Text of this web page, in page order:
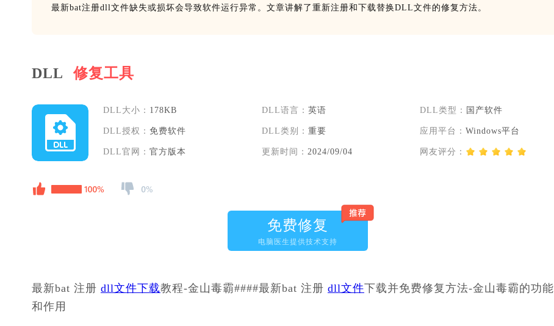
最新bat注册dll文件缺失或损坏会导致软件运行异常。文章讲解了重新注册和下载替换DLL文件的修复方法。
DLL 修复工具
DLL大小： 178KB
DLL授权： 免费软件
DLL官网： 官方版本
DLL语言： 英语
DLL类别： 重要
更新时间： 2024/09/04
DLL类型： 国产软件
应用平台：Windows平台
网友评分：
免费修复
电脑医生提供技术支持
最新bat 注册 dll文件下载教程-金山毒霸####最新bat 注册 dll文件下载并免费修复方法-金山毒霸的功能
和作用